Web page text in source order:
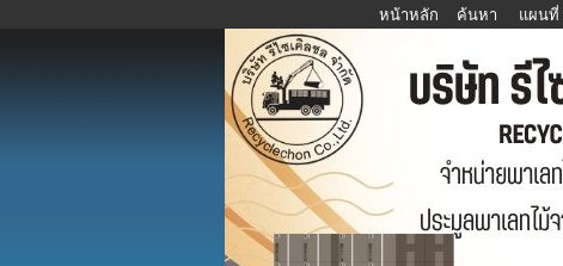
หน้าหลัก ค้นหา แผนที่